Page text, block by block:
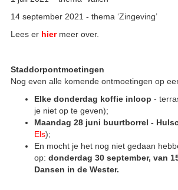
14 september 2021 - thema ‘Zingeving’
Lees er hiermeer over.
Staddorpontmoetingen
Nog even alle komende ontmoetingen op
Elke donderdag koffie inloop -
je niet op te geven);
Maandag 28 juni buurtborrel -
Els);
En mocht je het nog niet gedaan
op: donderdag 30 september, van
Dansen in de Wester.